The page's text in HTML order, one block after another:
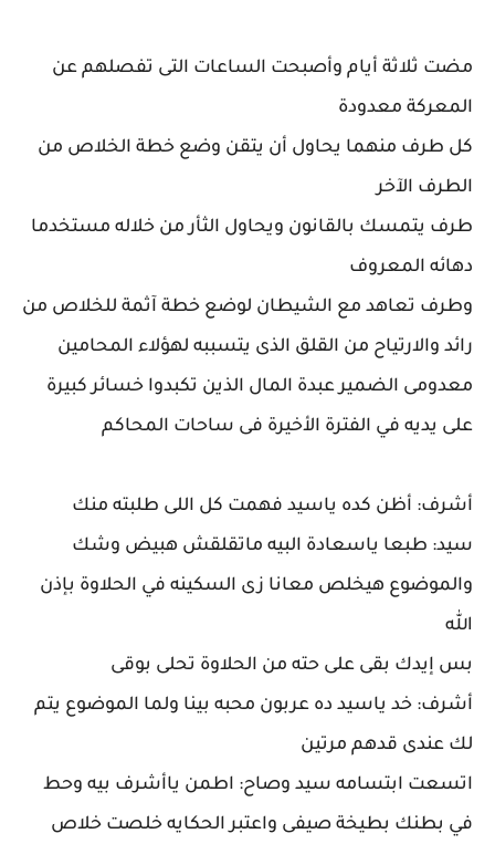
مضت ثلاثة أيام وأصبحت الساعات التى تفصلهم عن
المعركة معدودة
كل طرف منهما يحاول أن يتقن وضع خطة الخلاص من
الطرف الآخر
طرف يتمسك بالقانون ويحاول الثأر من خلاله مستخدما
دهائه المعروف
وطرف تعاهد مع الشيطان لوضع خطة آثمة للخلاص من
رائد والارتياح من القلق الذى يتسببه لهؤلاء المحامين
معدومى الضمير عبدة المال الذين تكبدوا خسائر كبيرة
على يديه في الفترة الأخيرة فى ساحات المحاكم
أشرف: أظن كده ياسيد فهمت كل اللى طلبته منك
سيد: طبعا ياسعادة البيه ماتقلقش هبيض وشك
والموضوع هيخلص معانا زى السكينه في الحلاوة بإذن
الله
بس إيدك بقى على حته من الحلاوة تحلى بوقى
أشرف: خد ياسيد ده عربون محبه بينا ولما الموضوع يتم
لك عندى قدهم مرتين
اتسعت ابتسامه سيد وصاح: اطمن ياأشرف بيه وحط
في بطنك بطيخة صيفى واعتبر الحكايه خلصت خلاص